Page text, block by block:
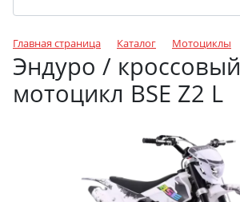
Главная страница Каталог Мотоциклы
Эндуро / кроссовый
мотоцикл BSE Z2 L